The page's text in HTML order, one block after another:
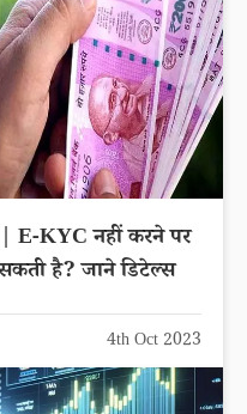
E-KYC नहीं करने पर
है? जाने डिटेल्स
4th Oct 2023